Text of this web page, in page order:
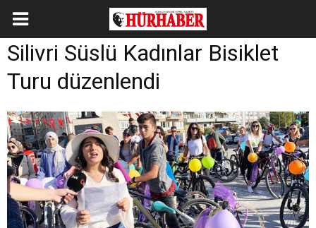
Silivri Süslü Kadınlar Bisiklet
Turu düzenlendi